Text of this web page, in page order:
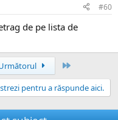
#60
de pe lista de
pentru a răspunde aici.